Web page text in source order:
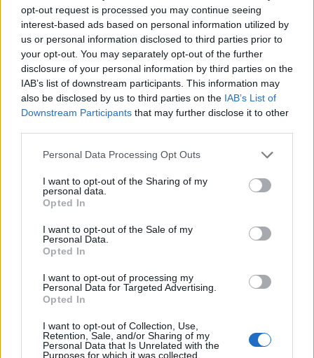
opt-out request is processed you may continue seeing
interest-based ads based on personal information utilized by
us or personal information disclosed to third parties prior to
your opt-out. You may separately opt-out of the further
disclosure of your personal information by third parties on the
IAB’s list of downstream participants. This information may
also be disclosed by us to third parties on the IAB’s List of
Downstream Participants that may further disclose it to other
Personal Data Processing Opt Outs
I want to opt-out of the Sharing of my
personal data.
Opted In
I want to opt-out of the Sale of my
Personal Data.
Opted In
I want to opt-out of processing my
Personal Data for Targeted Advertising.
Opted In
I want to opt-out of Collection, Use,
Retention, Sale, and/or Sharing of my
Personal Data that Is Unrelated with the
Purposes for which it was collected.
Julio Sergio 6 Primo intervento
in uscita su Cavani, si ripete
smanacciando un pallone a due
passi dalla porta, para anche la
punizione di Gargano.
13/02/2011
Inter di rigore
L'anti-Diavolo è Cavani
16/01/2011